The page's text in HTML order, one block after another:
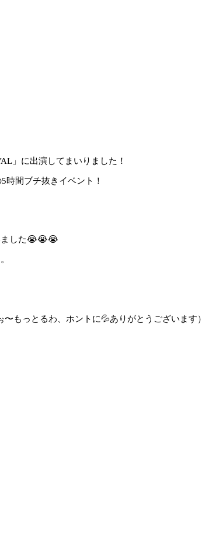
」に出演してまいりました！
時間ブチ抜きイベント！
ました😭😭😭
もっとるわ、ホントに💦ありがとうございます）